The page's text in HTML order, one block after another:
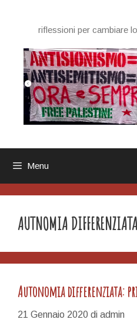
contenutoriflessioni per cambiare
Menu
AUTNOMIA DIFFERENZIATA
Autonomia differenziata:
21 Gennaio 2020 di admin